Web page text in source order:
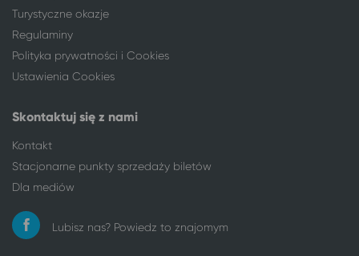
Łódź
Łódź
Łódź
Niechorze
Łódź
Łódź
Wisełka
Łódź
Łódź
Międzywodzie
Turystyczne okazje
Regulaminy
Polityka prywatności i Cookies
Ustawienia Cookies
Skontaktuj się z nami
Kontakt
Stacjonarne punkty sprzedaży biletów
Dla mediów
Lubisz nas? Powiedz to znajomym